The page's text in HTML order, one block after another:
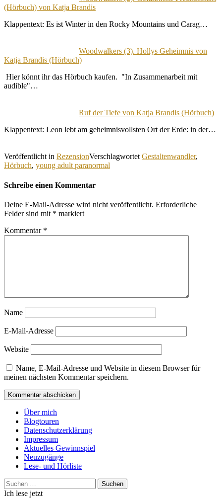
(Hörbuch) von Katja Brandis
Klappentext: Es ist Winter in den Rocky Mountains und Carag…
Woodwalkers (3). Hollys Geheimnis von
Katja Brandis (Hörbuch)
Hier könnt ihr das Hörbuch kaufen. "In Zusammenarbeit mit
audible"…
Ruf der Tiefe von Katja Brandis (Hörbuch)
Klappentext: Leon lebt am geheimnisvollsten Ort der Erde: in der…
Veröffentlicht in RezensionVerschlagwortet Gestaltenwandler,
Hörbuch, young adult paranormal
Schreibe einen Kommentar
Deine E-Mail-Adresse wird nicht veröffentlicht. Erforderliche
Felder sind mit * markiert
Kommentar *
Name
E-Mail-Adresse
Website
Name, E-Mail-Adresse und Website in diesem Browser für
meinen nächsten Kommentar speichern.
Über mich
Blogtouren
Datenschutzerklärung
Impressum
Aktuelles Gewinnspiel
Neuzugänge
Lese- und Hörliste
Suchen
nach:
Ich lese jetzt